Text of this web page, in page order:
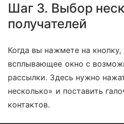
Шаг 3. Выбор
получателей
Когда вы нажмете на кнопку,
всплывающее окно с
рассылки. Здесь нужно
несколько» и поставить
контактов.